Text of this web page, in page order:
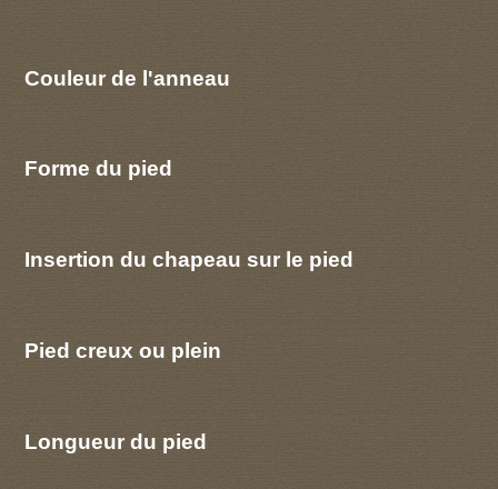
Couleur de l'anneau
Forme du pied
Insertion du chapeau sur le pied
Pied creux ou plein
Longueur du pied